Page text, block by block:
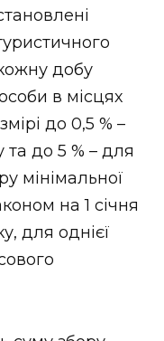
добу
в місцях
до 0,5 % –
до 5 % – для
мінімальної
на 1 січня
для однієї